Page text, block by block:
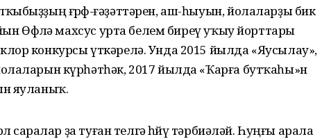
ғөрөф-ғәҙәттәрен, аш-һыуын, йолаларҙы бик
Өфөлә махсус урта белем биреү уҡыу йорттары
конкурсы үткәрелә. Унда 2015 йылда «Яусылау»,
күрһәтһәк, 2017 йылда «Ҡарға бутҡаһы»н
яуланыҡ.
саралар ҙа туған телгә һөйөү тәрбиәләй. Һуңғы арала